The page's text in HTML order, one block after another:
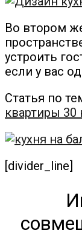
Во втором
устроить
если у вас
Статья по
квартиры 30
[divider_line]